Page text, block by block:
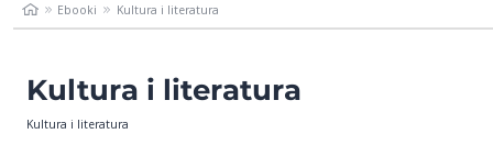
Ebooki Kultura i literatura
Kultura i literatura
Kultura i literatura